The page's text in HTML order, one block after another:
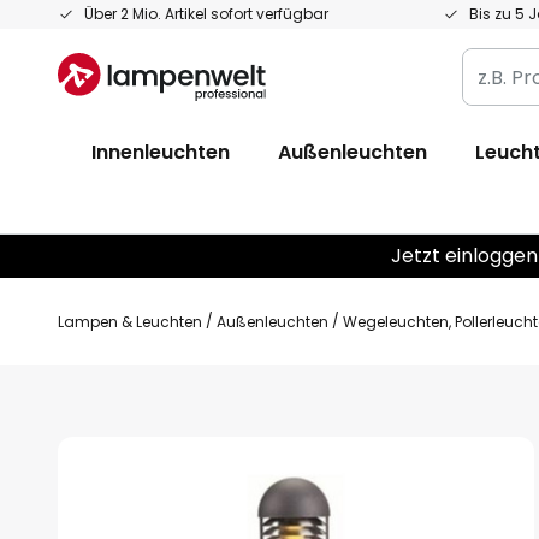
Über 2 Mio. Artikel sofort verfügbar Bis zu 5
Zum
springen
z.B.
Produkt,
EAN
Innenleuchten Außenleuchten
Jetzt
Lampen & Leuchten Außenleuchten Wegeleuchten,